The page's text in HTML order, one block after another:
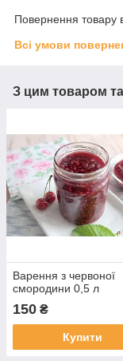
Повернення товару
Всі умови
З цим товаром
Варення з червоної
смородини 0,5 л
150 ₴
Купити